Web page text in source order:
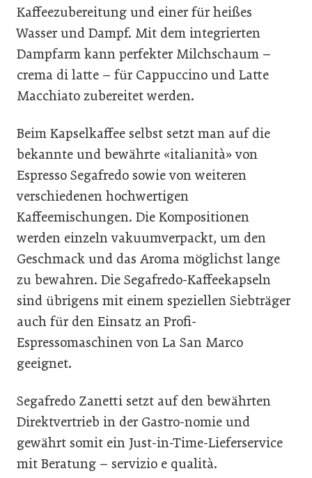
Kaffeezubereitung und einer für heißes
Wasser und Dampf. Mit dem integrierten
Dampfarm kann perfekter Milchschaum –
crema di latte – für Cappuccino und Latte
Macchiato zubereitet werden.
Beim Kapselkaffee selbst setzt man auf die
bekannte und bewährte «italianità» von
Espresso Segafredo sowie von weiteren
verschiedenen hochwertigen
Kaffeemischungen. Die Kompositionen
werden einzeln vakuumverpackt, um den
Geschmack und das Aroma möglichst lange
zu bewahren. Die Segafredo-Kaffeekapseln
sind übrigens mit einem speziellen Siebträger
auch für den Einsatz an Profi-
Espressomaschinen von La San Marco
geeignet.
Segafredo Zanetti setzt auf den bewährten
Direktvertrieb in der Gastro-nomie und
gewährt somit ein Just-in-Time-Lieferservice
mit Beratung – servizio e qualità.